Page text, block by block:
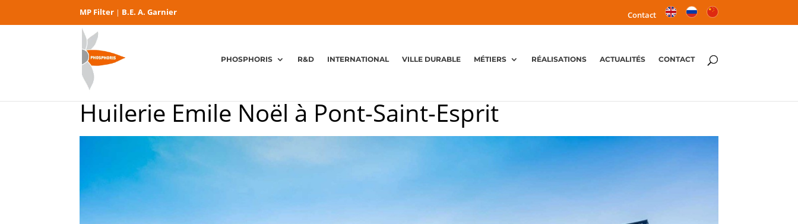
MP Filter | B.E. A. Garnier Contact
PHOSPHORIS R&D INTERNATIONAL VILLE DURABLE MÉTIERS RÉALISATIONS ACTUALITÉS CONTACT
Huilerie Emile Noël à Pont-Saint-Esprit